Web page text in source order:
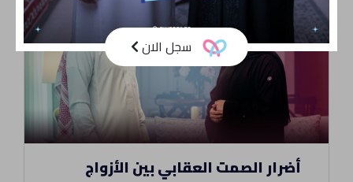
سجل الان
أضرار الصمت العقابي بين الأزواج